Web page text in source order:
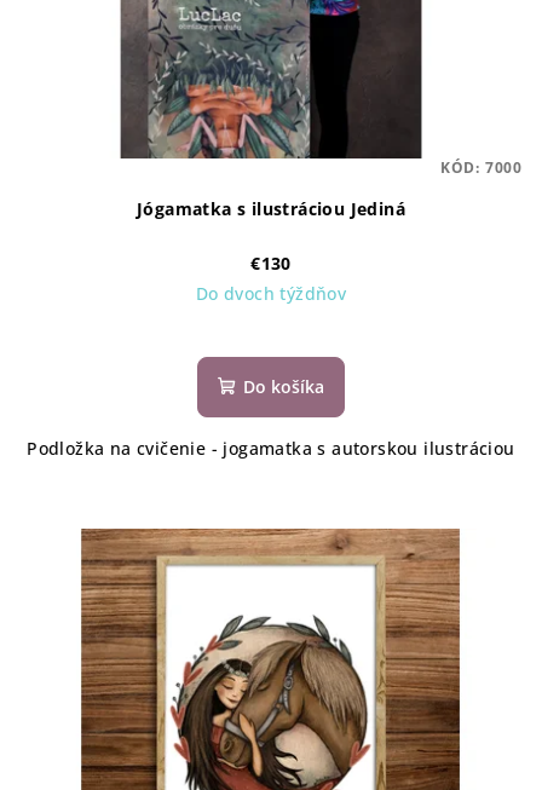
Jógamatka s ilustráciou Jediná
€130
Do dvoch týždňov
Do košíka
Podložka na cvičenie - jogamatka s autorskou ilustráciou
KÓD: 7000